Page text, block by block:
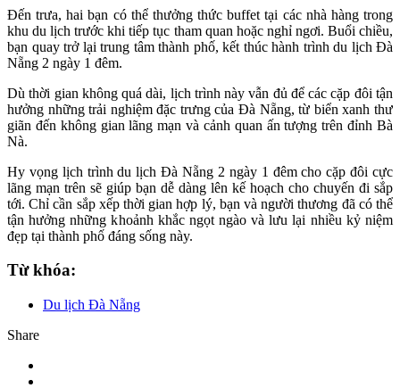
Đến trưa, hai bạn có thể thưởng thức buffet tại các nhà hàng trong
khu du lịch trước khi tiếp tục tham quan hoặc nghỉ ngơi. Buổi chiều,
bạn quay trở lại trung tâm thành phố, kết thúc hành trình du lịch Đà
Nẵng 2 ngày 1 đêm.
Dù thời gian không quá dài, lịch trình này vẫn đủ để các cặp đôi tận
hưởng những trải nghiệm đặc trưng của Đà Nẵng, từ biển xanh thư
giãn đến không gian lãng mạn và cảnh quan ấn tượng trên đỉnh Bà
Nà.
Hy vọng lịch trình du lịch Đà Nẵng 2 ngày 1 đêm cho cặp đôi cực
lãng mạn trên sẽ giúp bạn dễ dàng lên kế hoạch cho chuyến đi sắp
tới. Chỉ cần sắp xếp thời gian hợp lý, bạn và người thương đã có thể
tận hưởng những khoảnh khắc ngọt ngào và lưu lại nhiều kỷ niệm
đẹp tại thành phố đáng sống này.
Từ khóa:
Du lịch Đà Nẵng
Share